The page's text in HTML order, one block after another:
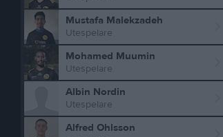
Mustafa Malekzadeh
Utespelare
Mohamed Muumin
Utespelare
Albin Nordin
Utespelare
Alfred Ohlsson